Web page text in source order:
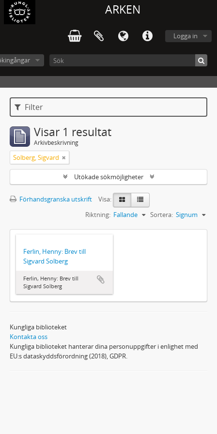
ARKEN
Logga in
Filter
Visar 1 resultat
Arkivbeskrivning
Solberg, Sigvard
Utökade sökmöjligheter
Förhandsgranska utskrift
Visa:
Sortera: Signum
Riktning: Fallande
Ferlin, Henny: Brev till
Sigvard Solberg
Ferlin, Henny: Brev till
Sigvard Solberg
Kungliga biblioteket
Kontakta oss
Kungliga biblioteket hanterar dina personuppgifter i enlighet med
EU:s dataskyddsförordning (2018), GDPR.